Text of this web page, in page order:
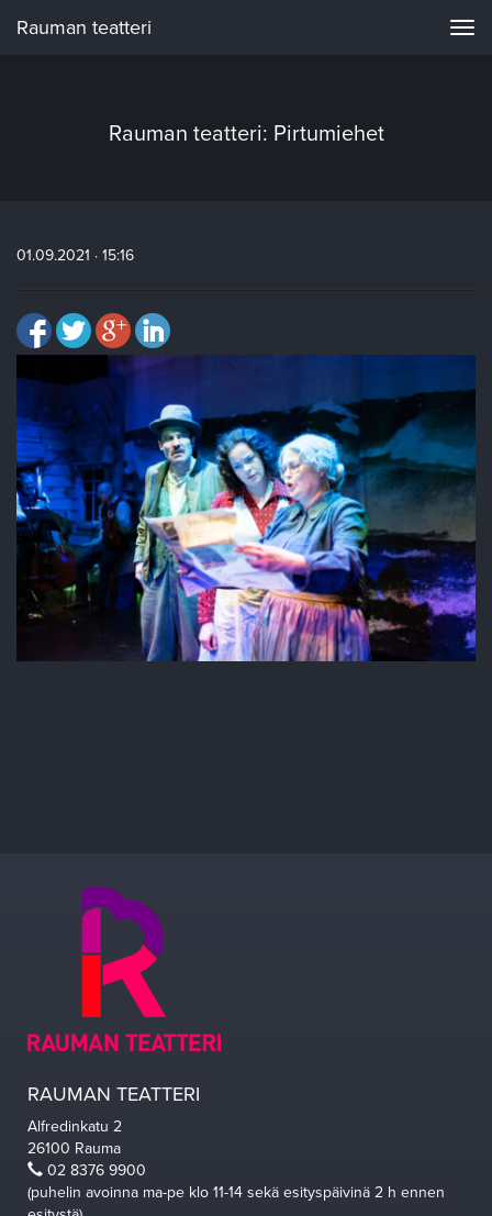
Rauman teatteri
Rauman teatteri: Pirtumiehet
01.09.2021 · 15:16
RAUMAN TEATTERI
Alfredinkatu 2
26100 Rauma
02 8376 9900
(puhelin avoinna ma-pe klo 11-14 sekä esityspäivinä 2 h ennen